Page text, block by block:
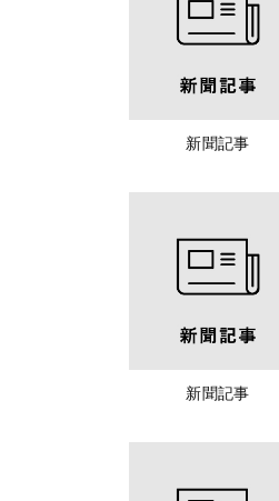
新聞記事
新聞記事